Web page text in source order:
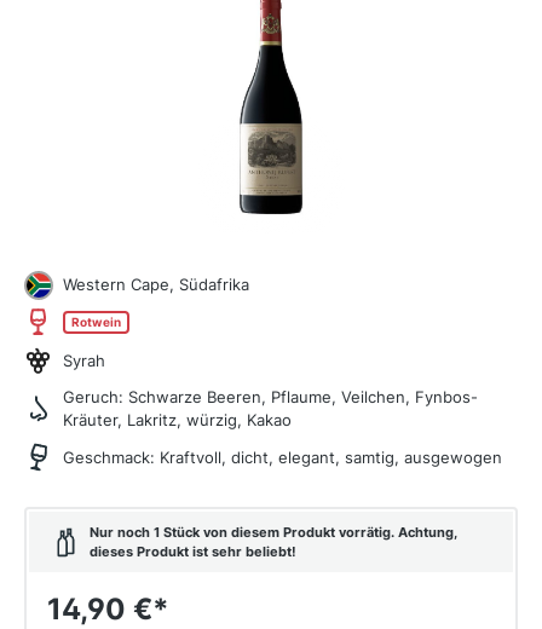
Western Cape, Südafrika
Rotwein
Syrah
Geruch: Schwarze Beeren, Pflaume, Veilchen, Fynbos-
Kräuter, Lakritz, würzig, Kakao
Geschmack: Kraftvoll, dicht, elegant, samtig, ausgewogen
Nur noch 1 Stück von diesem Produkt vorrätig. Achtung,
dieses Produkt ist sehr beliebt!
14,90 €*